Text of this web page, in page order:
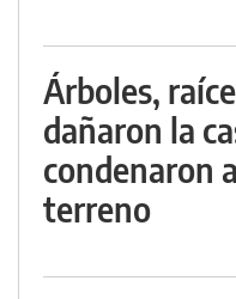
Árboles,
dañaron la
condenaron
terreno